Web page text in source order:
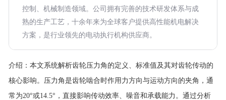
控制、机械制造领域。公司拥有完善的技术研发体系与成
熟的生产工艺，十余年来为全球客户提供高性能机电解决
方案，是行业领先的电动执行机构供应商。
介绍： 本文系统解析齿轮压力角的定义、标准值及其对齿轮传动的
核心影响。压力角是齿轮啮合时作用力方向与运动方向的夹角，通
常为20°或14.5°，直接影响传动效率、噪音和承载能力。通过分析